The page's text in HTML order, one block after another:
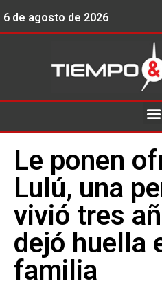
6 de agosto de 2026
Le ponen
Lulú, una
vivió tres
dejó huella
familia